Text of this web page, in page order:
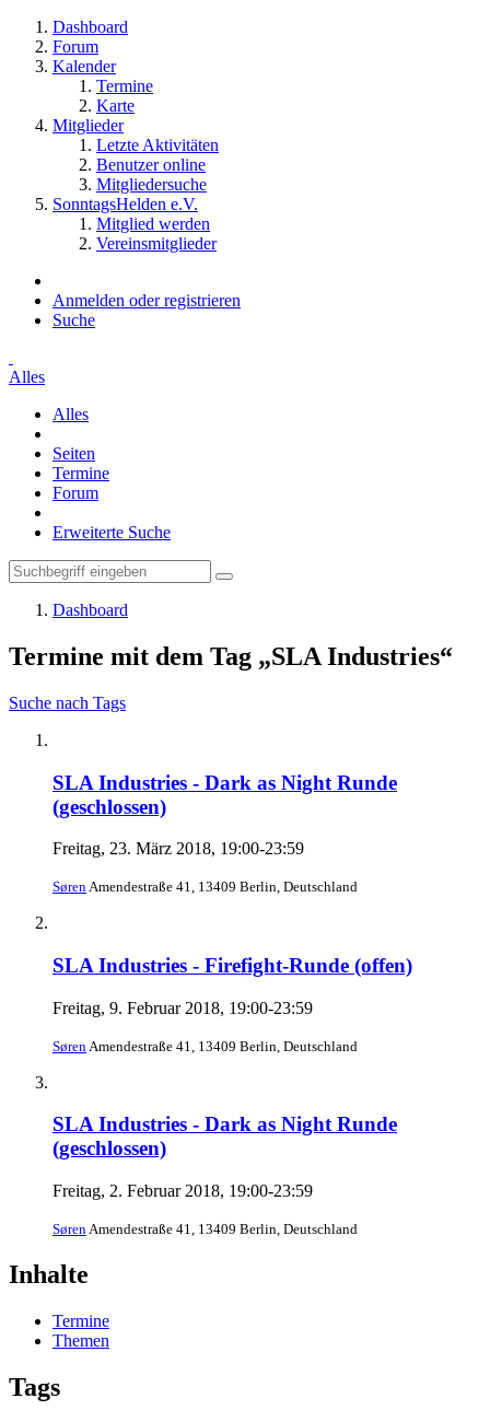
Dashboard
Forum
Kalender
Termine
Karte
Mitglieder
Letzte Aktivitäten
Benutzer online
Mitgliedersuche
SonntagsHelden e.V.
Mitglied werden
Vereinsmitglieder
Anmelden oder registrieren
Suche
Alles
Alles
Seiten
Termine
Forum
Erweiterte Suche
Dashboard
Termine mit dem Tag „SLA Industries“
Suche nach Tags
SLA Industries - Dark as Night Runde
(geschlossen)
Freitag, 23. März 2018, 19:00-23:59
SørenAmendestraße 41, 13409 Berlin, Deutschland
SLA Industries - Firefight-Runde (offen)
Freitag, 9. Februar 2018, 19:00-23:59
Søren Amendestraße 41, 13409 Berlin, Deutschland
SLA Industries - Dark as Night Runde
(geschlossen)
Freitag, 2. Februar 2018, 19:00-23:59
SørenAmendestraße 41, 13409 Berlin, Deutschland
Inhalte
Termine
Themen
Tags